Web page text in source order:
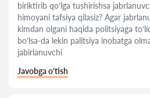
biriktirib qoʻlga tushirishsa
himoyani tafsiya qilasiz? Agar
kimdan olgani haqida politsiyaga
boʻlsa-da lekin palitsiya inobatga
jabirlanuvchi
Javobga o‘tish